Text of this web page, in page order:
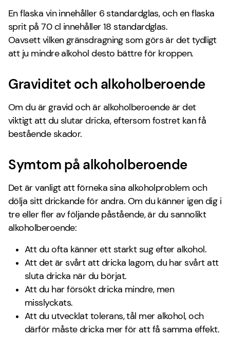
En flaska vin innehåller 6 standardglas, och en flaska
sprit på 70 cl innehåller 18 standardglas.
Oavsett vilken gränsdragning som görs är det tydligt
att ju mindre alkohol desto bättre för kroppen.
Graviditet och alkoholberoende
Om du är gravid och är alkoholberoende är det
viktigt att du slutar dricka, eftersom fostret kan få
bestående skador.
Symtom på alkoholberoende
Det är vanligt att förneka sina alkoholproblem och
dölja sitt drickande för andra. Om du känner igen dig i
tre eller fler av följande påstående, är du sannolikt
alkoholberoende:
Att du ofta känner ett starkt sug efter alkohol.
Att det är svårt att dricka lagom, du har svårt att
sluta dricka när du börjat.
Att du har försökt dricka mindre, men
misslyckats.
Att du utvecklat tolerans, tål mer alkohol, och
därför måste dricka mer för att få samma effekt.